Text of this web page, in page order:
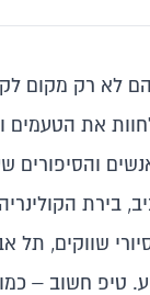
לא רק מקום
את הטעמים
והסיפורים
בירת
שווקים, תל
טיפ חשוב – כמו